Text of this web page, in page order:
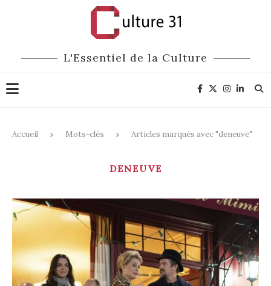
L'Essentiel de la Culture
Accueil Mots-clés Articles marqués avec "deneuve"
DENEUVE